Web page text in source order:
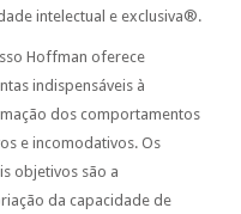
intelectual e exclusiva®.
Hoffman oferece
indispensáveis à
dos comportamentos
e incomodativos. Os
objetivos são a
da capacidade de